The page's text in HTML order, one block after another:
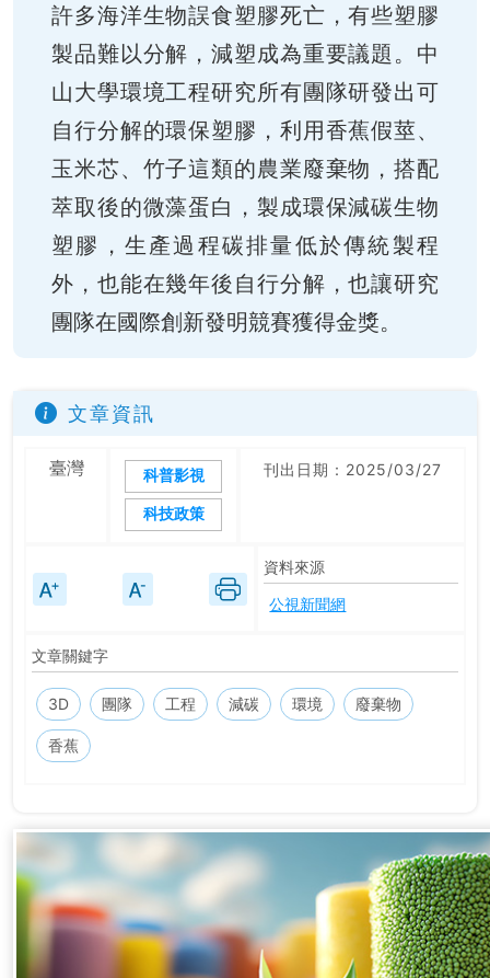
許多海洋生物誤食塑膠死亡，有些塑膠
製品難以分解，減塑成為重要議題。中
山大學環境工程研究所有團隊研發出可
自行分解的環保塑膠，利用香蕉假莖、
玉米芯、竹子這類的農業廢棄物，搭配
萃取後的微藻蛋白，製成環保減碳生物
塑膠，生產過程碳排量低於傳統製程
外，也能在幾年後自行分解，也讓研究
團隊在國際創新發明競賽獲得金獎。
文章資訊
臺灣 科普影視
科技政策
刊出日期：2025/03/27
資料來源
公視新聞網
文章關鍵字
3D 團隊 工程 減碳 環境 廢棄物
香蕉